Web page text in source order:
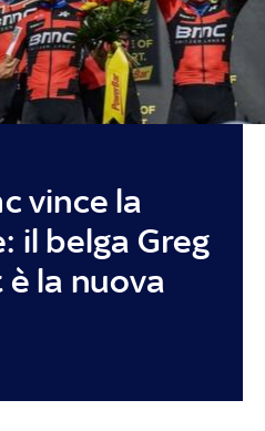
vince la
il belga Greg
la nuova